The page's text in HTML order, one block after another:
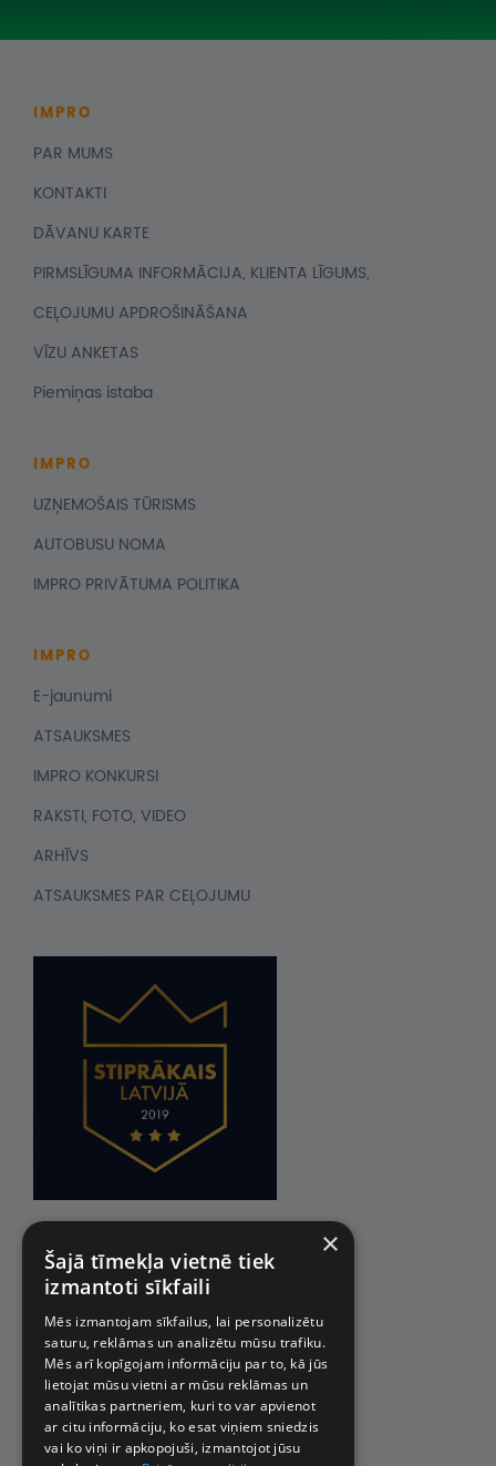
IMPRO
PAR MUMS
KONTAKTI
DĀVANU KARTE
PIRMSLĪGUMA INFORMĀCIJA, KLIENTA LĪGUMS,
CEĻOJUMU APDROŠINĀŠANA
VĪZU ANKETAS
Piemiņas istaba
IMPRO
UZŅEMOŠAIS TŪRISMS
AUTOBUSU NOMA
IMPRO PRIVĀTUMA POLITIKA
IMPRO
E-jaunumi
ATSAUKSMES
IMPRO KONKURSI
RAKSTI, FOTO, VIDEO
ARHĪVS
ATSAUKSMES PAR CEĻOJUMU
×
Šajā tīmekļa vietnē tiek
izmantoti sīkfaili
Mēs izmantojam sīkfailus, lai personalizētu
saturu, reklāmas un analizētu mūsu trafiku.
Mēs arī kopīgojam informāciju par to, kā jūs
lietojat mūsu vietni ar mūsu reklāmas un
analītikas partneriem, kuri to var apvienot
ar citu informāciju, ko esat viņiem sniedzis
vai ko viņi ir apkopojuši, izmantojot jūsu